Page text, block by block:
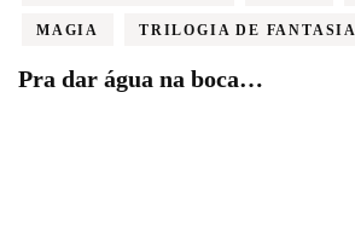
MAGIA TRILOGIA DE FANTASIA
Pra dar água na boca…